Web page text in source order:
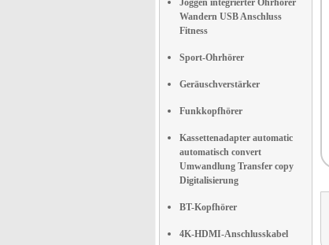
Joggen integrierter Ohrhörer
Wandern USB Anschluss
Fitness
Sport-Ohrhörer
Geräuschverstärker
Funkkopfhörer
Kassettenadapter automatic
automatisch convert
Umwandlung Transfer copy
Digitalisierung
BT-Kopfhörer
4K-HDMI-Anschlusskabel